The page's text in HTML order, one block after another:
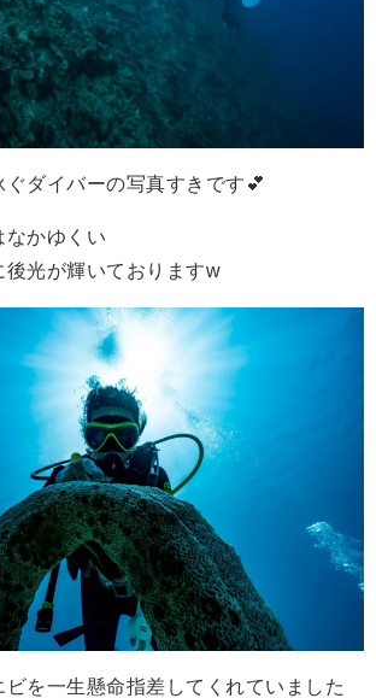
ぐダイバーの写真すきです💕
なかゆくい
後光が輝いておりますw
ビを一生懸命指差してくれていました